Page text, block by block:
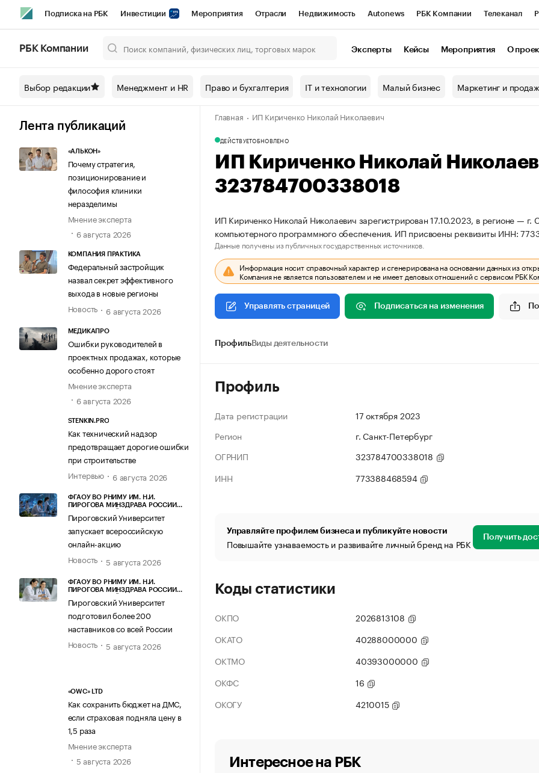
Подписка на РБК Инвестиции Мероприятия Отрасли Недвижимость Autonews РБК Компании Телеканал
Спецпроекты СПб Конференции СПб Спецпроекты Проверка контрагентов
Технологии и медиа Рынок наличной валюты
РБК Компании Эксперты Кейсы Мероприятия О
Выбор редакции Менеджмент и HR Право и бухгалтерия IT и технологии Малый бизнес Маркетинг и
Лента публикаций
«АЛЬКОН»
Почему стратегия,
позиционирование и
философия клиники
неразделимы
Мнение эксперта
6 августа 2026
КОМПАНИЯ ПРАКТИКА
Федеральный застройщик
назвал секрет эффективного
выхода в новые регионы
Новость
6 августа 2026
МЕДИКАПРО
Ошибки руководителей в
проектных продажах, которые
особенно дорого стоят
Мнение эксперта
6 августа 2026
STENKIN.PRO
Как технический надзор
предотвращает дорогие ошибки
при строительстве
Интервью
6 августа 2026
ФГАОУ ВО РНИМУ ИМ. Н.И.
ПИРОГОВА МИНЗДРАВА РОССИИ
Пироговский Университет
запускает всероссийскую
онлайн-акцию
Новость
5 августа 2026
ФГАОУ ВО РНИМУ ИМ. Н.И.
ПИРОГОВА МИНЗДРАВА РОССИИ
Пироговский Университет
подготовил более 200
наставников со всей России
Новость
5 августа 2026
«OWC» LTD
Как сохранить бюджет на ДМС,
если страховая подняла цену в
1,5 раза
Мнение эксперта
5 августа 2026
Главная ИП Кириченко Николай Николаевич
ДЕЙСТВУЕТОБНОВЛЕНО
ИП Кириченко Николай
323784700338018
ИП Кириченко Николай Николаевич зарегистрирован 17.10.2023, в регионе — г.
компьютерного программного обеспечения. ИП присвоены реквизиты ИНН:
Данные получены из публичных государственных источников.
Информация носит справочный характер и сгенерирована на основании данных из
Компания не является пользователем и не имеет деловых отношений с сервисом РБК
Управлять страницей Подписаться на изменения
ПрофильВиды деятельности
Профиль
Дата регистрации
17 октября 2023
Регион
г. Санкт-Петербург
ОГРНИП
323784700338018
ИНН
773388468594
Управляйте профилем бизнеса и публикуйте новости
Повышайте узнаваемость и развивайте личный бренд на РБК Получить
Коды статистики
ОКПО
2026813108
ОКАТО
40288000000
ОКТМО
40393000000
ОКФС
16
ОКОГУ
4210015
Интересное на РБК